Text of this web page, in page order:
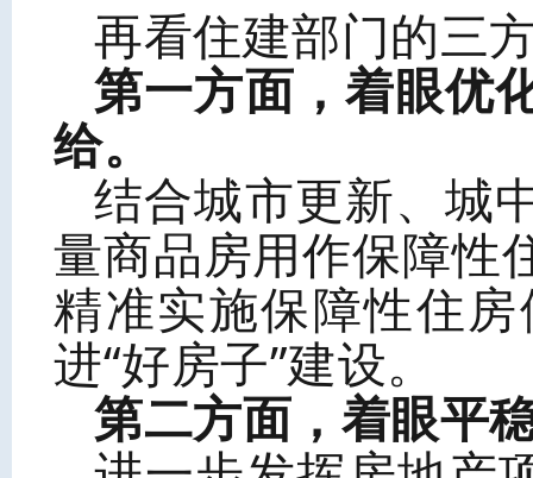
再看住建部门的
第一方面，着眼优
给。
结合城市更新、城
量商品房用作保障性
精准实施保障性住
进“好房子”建设。
第二方面，着眼平